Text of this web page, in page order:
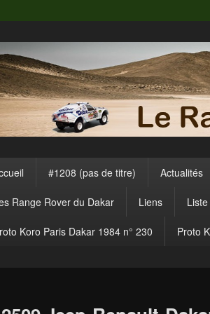
#1208 (pas de titre) Actualités
Range Rover du Dakar Liens
Koro Paris Dakar 1984 n° 230 Proto